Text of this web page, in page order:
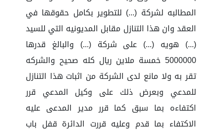
المطالبه لشركة (...) للتطوير بكامل حقوقها في
العقد وان هذا التنازل مقابل المديونيه التي للسيد
(...) هويه (...) على شركة (...) والبالغ قدرها
5000000 خمسة ملاين ريال كله صحيح والشركه
تقر به ولا مانع لدى الشركة من اثبات هذا التنازل
للمدعي وبعرض ذلك على وكيل المدعي قرر
اكتفاءه بما سبق كما قرر مدير المدعى عليه
الاكتفاء بما قدم وعليه قررت الدائرة قفل باب